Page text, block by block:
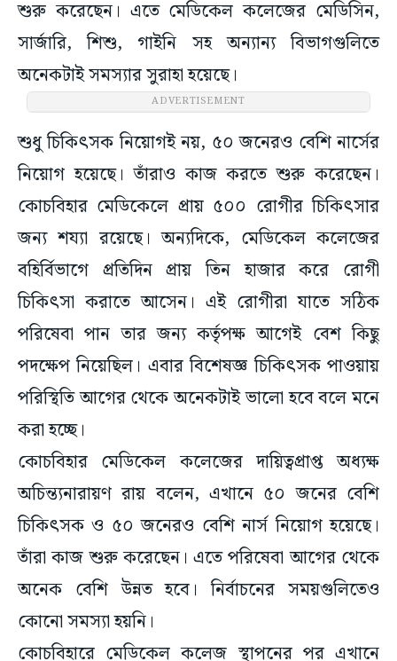
শুরু করেছেন। এতে মেডিকেল কলেজের মেডিসিন,
সার্জারি, শিশু, গাইনি সহ অন্যান্য বিভাগগুলিতে
অনেকটাই সমস্যার সুরাহা হয়েছে।
ADVERTISEMENT
শুধু চিকিৎসক নিয়োগই নয়, ৫০ জনেরও বেশি নার্সের
নিয়োগ হয়েছে। তাঁরাও কাজ করতে শুরু করেছেন।
কোচবিহার মেডিকেলে প্রায় ৫০০ রোগীর চিকিৎসার
জন্য শয্যা রয়েছে। অন্যদিকে, মেডিকেল কলেজের
বহির্বিভাগে প্রতিদিন প্রায় তিন হাজার করে রোগী
চিকিৎসা করাতে আসেন। এই রোগীরা যাতে সঠিক
পরিষেবা পান তার জন্য কর্তৃপক্ষ আগেই বেশ কিছু
পদক্ষেপ নিয়েছিল। এবার বিশেষজ্ঞ চিকিৎসক পাওয়ায়
পরিস্থিতি আগের থেকে অনেকটাই ভালো হবে বলে মনে
করা হচ্ছে।
কোচবিহার মেডিকেল কলেজের দায়িত্বপ্রাপ্ত অধ্যক্ষ
অচিন্ত্যনারায়ণ রায় বলেন, এখানে ৫০ জনের বেশি
চিকিৎসক ও ৫০ জনেরও বেশি নার্স নিয়োগ হয়েছে।
তাঁরা কাজ শুরু করেছেন। এতে পরিষেবা আগের থেকে
অনেক বেশি উন্নত হবে। নির্বাচনের সময়গুলিতেও
কোনো সমস্যা হয়নি।
কোচবিহারে মেডিকেল কলেজ স্থাপনের পর এখানে